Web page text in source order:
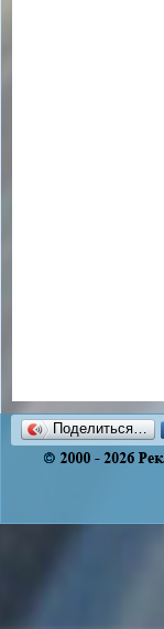
Поделиться…